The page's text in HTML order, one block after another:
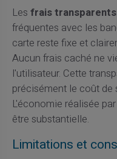
Les frais transparents
fréquentes avec les
carte reste fixe et
Aucun frais caché ne
l'utilisateur. Cette
précisément le coût de
L'économie réalisée
être substantielle.
Limitations et